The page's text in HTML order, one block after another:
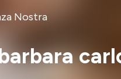
Nostra